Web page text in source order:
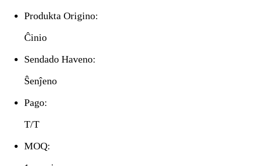
Produkta Origino:
Ĉinio
Sendado Haveno:
Ŝenĵeno
Pago:
T/T
MOQ: